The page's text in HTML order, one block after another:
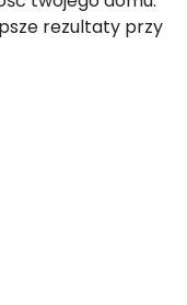
rezultaty przy